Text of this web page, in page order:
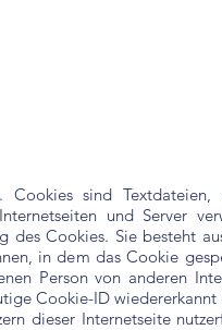
sind
und Server
Cookies. Sie besteht
in dem das Cookie
Person von anderen
Cookie-ID
dieser Internetseite